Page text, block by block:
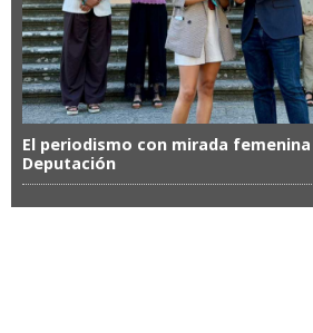
El periodismo con mirada
Deputación